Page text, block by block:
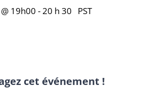
19h00 -20 h 30 PST
cet événement !